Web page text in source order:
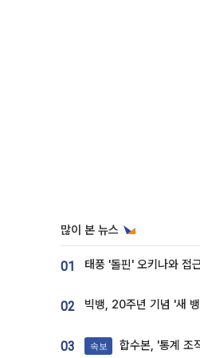
많이 본 뉴스
01
02
03 속보 합수본, '통계 조작' 서울·경